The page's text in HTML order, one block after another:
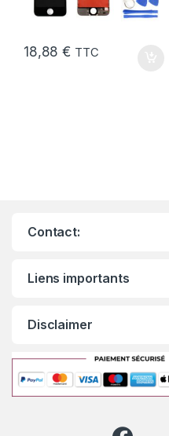
18,88€ TTC
Contact:
Liens importants
Disclaimer